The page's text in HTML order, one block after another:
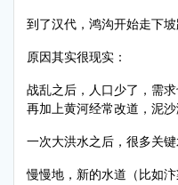
到了汉代，鸿沟开始走下坡
原因其实很现实：
战乱之后，人口少了，需求
再加上黄河经常改道，泥沙
一次大洪水之后，很多关键
慢慢地，新的水道（比如汴